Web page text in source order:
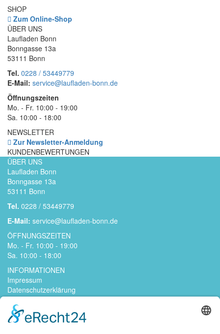
SHOP
Zum Online-Shop
ÜBER UNS
Laufladen Bonn
Bonngasse 13a
53111 Bonn
Tel. 0228 / 53449779
E-Mail: service@laufladen-bonn.de
Öffnungszeiten
Mo. - Fr. 10:00 - 19:00
Sa. 10:00 - 18:00
NEWSLETTER
Zur Newsletter-Anmeldung
KUNDENBEWERTUNGEN
ÜBER UNS
Laufladen Bonn
Bonngasse 13a
53111 Bonn
Tel. 0228 / 53449779
E-Mail: service@laufladen-bonn.de
ÖFFNUNGSZEITEN
Mo. - Fr. 10:00 - 19:00
Sa. 10:00 - 18:00
INFORMATIONEN
Impressum
Datenschutzerklärung
Kontakt
Jobs
AGB